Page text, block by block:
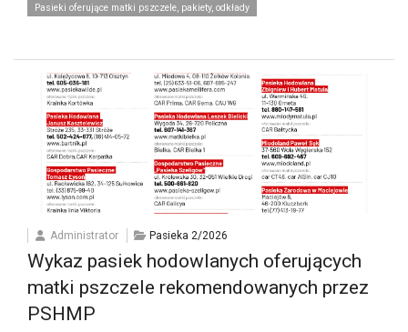
Pasieki oferujące matki pszczele, pakiety, odkłady
Administrator Pasieka 2/2026
Wykaz pasiek hodowlanych oferujących
matki pszczele rekomendowanych przez
PSHMP